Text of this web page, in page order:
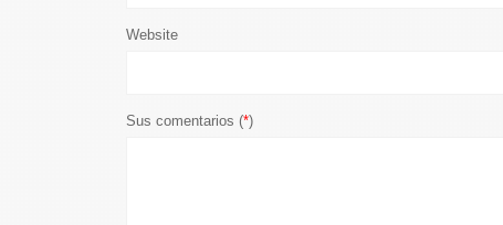
Website
Sus comentarios (*)